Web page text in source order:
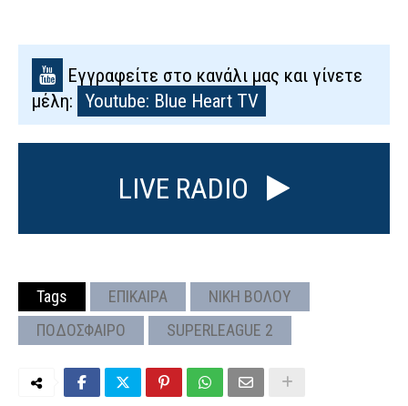
Εγγραφείτε στο κανάλι μας και γίνετε
μέλη:
Youtube: Blue Heart TV
LIVE RADIO
Tags ΕΠΙΚΑΙΡΑ
ΝΙΚΗ ΒΟΛΟΥ
ΠΟΔΟΣΦΑΙΡΟ
SUPERLEAGUE 2